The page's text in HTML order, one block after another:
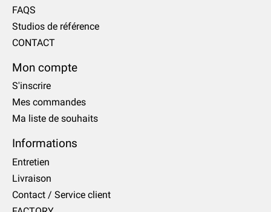
FAQS
Studios de référence
CONTACT
Mon compte
S'inscrire
Mes commandes
Ma liste de souhaits
Informations
Entretien
Livraison
Contact / Service client